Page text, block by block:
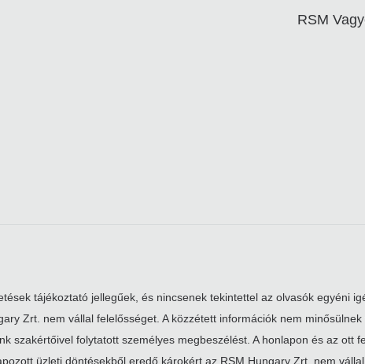
RSM
tájékoztató jellegűek, és nincsenek tekintettel az olvasók egyéni
Zrt. nem vállal felelősséget. A közzétett információk nem
szakértőivel folytatott személyes megbeszélést. A honlapon és az ott
üzleti döntésekből eredő károkért az RSM Hungary Zrt. nem vállal